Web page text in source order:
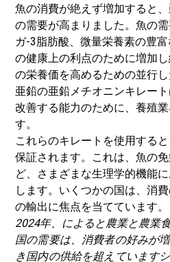
魚の消費が絶えず増加すると
の需要が高まりました。魚の
ガ-3脂肪酸、微量栄養素の豊
の健康上の利点のために増加
の栄養価を高めるための並行し
亜鉛の亜鉛メチオニンキレー
改善する能力のために、養殖
す。
これらのキレートを使用する
保証されます。これは、魚の
ど、さまざまな生理学的機能
します。いくつかの国は、消
の輸出に焦点を当てています。
2024年、によると農業と農業
国の需要は、消費者の好みが
き国内の供給を超えています